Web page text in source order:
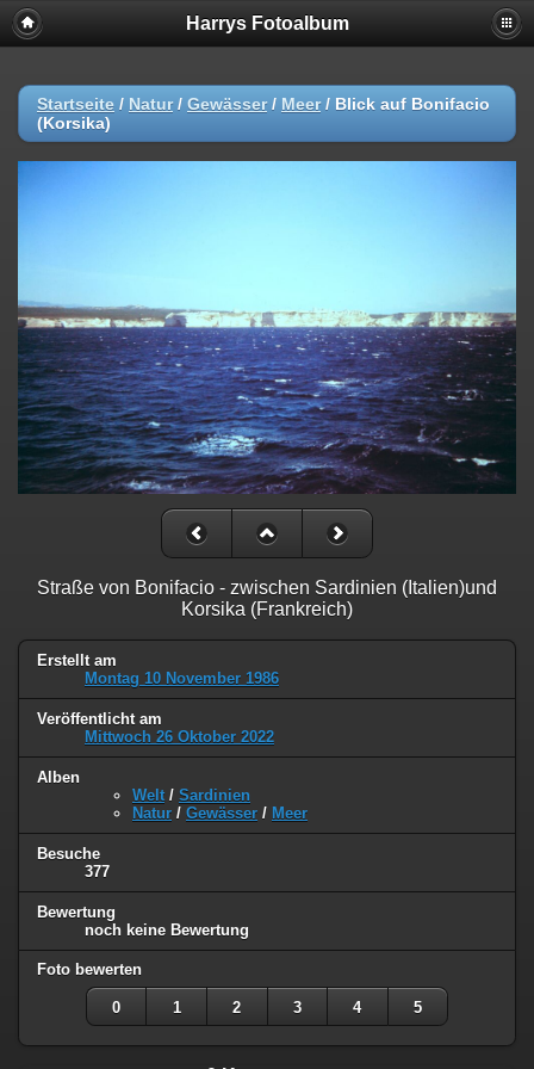
Harrys Fotoalbum
Startseite / Natur/ Gewässer/ Meer/ Blick auf Bonifacio
(Korsika)
Straße von Bonifacio - zwischen Sardinien (Italien)und
Korsika (Frankreich)
Erstellt am
Montag 10 November 1986
Veröffentlicht am
Mittwoch 26 Oktober 2022
Alben
Welt / Sardinien
Natur / Gewässer / Meer
Besuche
377
Bewertung
noch keine Bewertung
Foto bewerten
0 1 2 3 4 5